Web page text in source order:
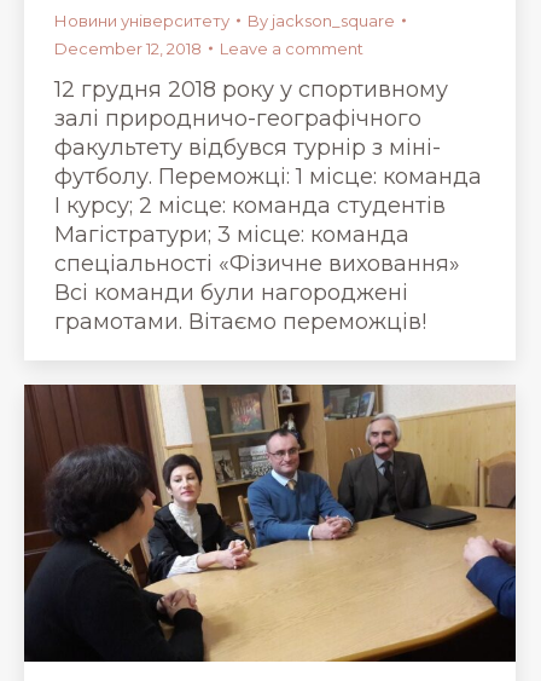
Новини університету By jackson_square
December 12, 2018
Leave a comment
12 грудня 2018 року у спортивному
залі природничо-географічного
факультету відбувся турнір з міні-
футболу. Переможці: 1 місце: команда
І курсу; 2 місце: команда студентів
Магістратури; 3 місце: команда
спеціальності «Фізичне виховання»
Всі команди були нагороджені
грамотами. Вітаємо переможців!